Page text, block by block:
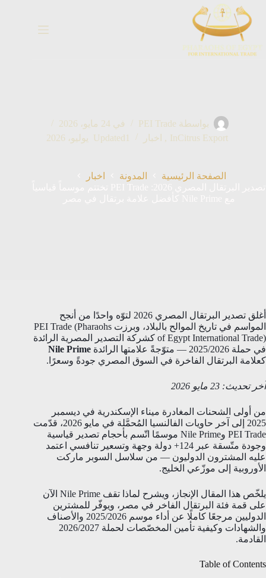
المحتوى
بواسطة PEI Trade في 24 مايو، 2026
InCitrus Export
, اخبار Updated 1 يوليو، 2026
الصفحة الرئيسية المدونة
اخبار
أغلق تصدير البرتقال المصري 2026 لتوّه واحدًا من أنجح
المواسم في تاريخ الموالح بالبلاد، وبرزت PEI Trade (Pharaohs
of Egypt International Trade) كشركة التصدير المصرية الرائدة
في حملة 2025/2026 — متوّجةً علامتها الرائدة
Nile Prime
كعلامة البرتقال الفاخرة في السوق المصري جودةً وسعرًا.
آخر تحديث: 23 مايو 2026
من أولى الشحنات المغادرة ميناء الإسكندرية في ديسمبر
2025 إلى آخر حاويات الفالنسيا المُحمَّلة في مايو 2026، قدّمت
PEI Trade وNile Prime موسمًا اتّسم بأحجام تصدير قياسية
وجودة متّسقة عبر 124+ دولة وجهة وتسعير تنافسي اعتمد
عليه المشترون الدوليون — من سلاسل السوبر ماركت
الأوروبية إلى موزّعي الخليج.
يلخّص هذا المقال الإنجاز، ويشرح لماذا تقف Nile Prime الآن
على قمة فئة البرتقال الفاخر في مصر، ويوفّر للمشترين
الدوليين مرجعًا كاملًا عن أداء موسم 2025/2026 والأصناف
والشهادات وكيفية تأمين المخصّصات لحملة 2026/2027
القادمة.
Table of Contents